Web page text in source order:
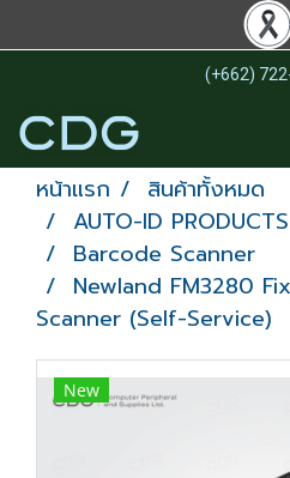
(+662)
หน้าแรก
สินค้าทั้งหมด
AUTO-ID PRODUCTS
Barcode Scanner
Newland FM3280
Scanner (Self-Service)
New